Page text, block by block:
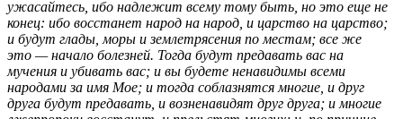
ужасайтесь, ибо надлежит всему тому быть, но это еще не
конец: ибо восстанет народ на народ, и царство на царство;
и будут глады, моры и землетрясения по местам; все же
это — начало болезней. Тогда будут предавать вас на
мучения и убивать вас; и вы будете ненавидимы всеми
народами за имя Мое; и тогда соблазнятся многие, и друг
друга будут предавать, и возненавидят друг друга; и многие